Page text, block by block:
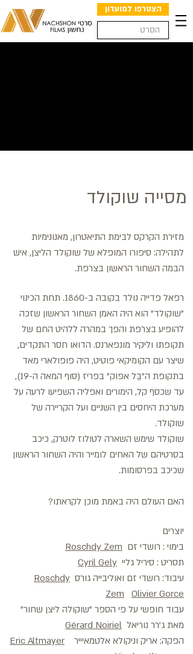
הצטרפו למועדון
מסייה שוקולד
מזירת הקרקס לבימת התיאטרון, מאנונימיות
לתהילה: סיפורו המופלא של שוקולד הליצן, איש
הבמה השחור הראשון בצרפת.
רפאל פדייה נולד בקובה ב-1860. תחת הכינוי
"שוקולד" הוא היה האמן השחור הראשון שזכה
להופיע בצרפת והפך במהרה ללהיט החם של
תקופתו וליקיר מונפארנס. הדואו חסר התקדים,
שיצר עם הקומיקאי פוטיט, היה פופולארי מאד
בתקופת ה"בֶּל אפּוֹק" בפריז (סוף המאה ה-19),
עד שכסף קל, הימורים ואפליה השפיעו לרעה על
מערכת היחסים בין השניים ועל הקריירה של
שוקולד.
שוקולד שימש השארה לטולוז לוטרק, כיכב
בסרטיהם של האחים לומייר והיה השחור הראשון
שכיכב בפרסומות.
האם העולם היה באמת מוכן לקראתו?
יוצרים
בימוי : רושדי זם Roschdy Zem
תסריט : סיריל גליי Cyril Gely
עיבוד: רושדי זם ואוליבייה גורס Roschdy
Zem
Olivier Gorce
עבוד חופשי על פי הספר "שוקולה ליצן שחור"
מאת ג'רר נוריאל Gérard Noiriel
הפקה: אריק וניקולא אלטמאיייר
Eric Altmayer